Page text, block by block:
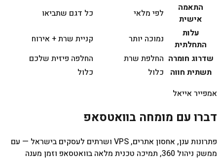
התאמה
אישית
לפי מלאי
כל דגם שתביאו
עלות
התחלתית
נמוכה יותר
קניית שרת + אירוח
שדרוג חומרה החלפת שרת
החלפה פיזית שלכם
תשתית חווה
כלול
כלול
אמפייר אייאל
דברו עם מומחה בוואטסאפ
פתרונות ענן, אחסון אתרים, VPS ושרתים לעסקים בישראל — עם
ממשק ניהול 360, תמיכה טכנית מלאה בוואטסאפ וזמן מענה